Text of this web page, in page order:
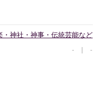
・神社・神事・伝統芸能など
- | -